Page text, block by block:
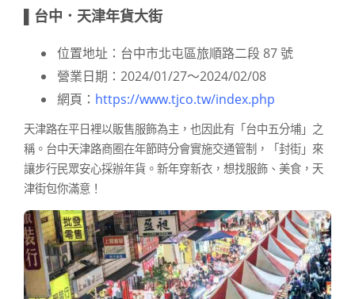
▌台中．天津年貨大街
位置地址：台中市北屯區旅順路二段 87 號
營業日期：2024/01/27～2024/02/08
網頁： https://www.tjco.tw/index.php
天津路在平日裡以販售服飾為主，也因此有「台中五分埔」之
稱。台中天津路商圈在年節時分會實施交通管制，「封街」來
讓步行民眾安心採辦年貨。新年穿新衣，想找服飾、美食，天
津街包你滿意！